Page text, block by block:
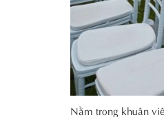
Nằm trong khuân